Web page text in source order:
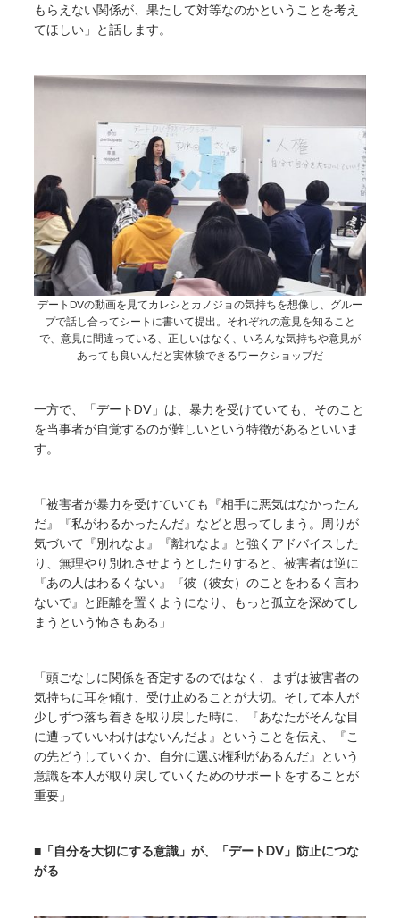
もらえない関係が、果たして対等なのかということを考え
てほしい」と話します。
デートDVの動画を見てカレシとカノジョの気持ちを想像し、グルー
プで話し合ってシートに書いて提出。それぞれの意見を知ること
で、意見に間違っている、正しいはなく、いろんな気持ちや意見が
あっても良いんだと実体験できるワークショップだ
一方で、「デートDV」は、暴力を受けていても、そのこと
を当事者が自覚するのが難しいという特徴があるといいま
す。
「被害者が暴力を受けていても『相手に悪気はなかったん
だ』『私がわるかったんだ』などと思ってしまう。周りが
気づいて『別れなよ』『離れなよ』と強くアドバイスした
り、無理やり別れさせようとしたりすると、被害者は逆に
『あの人はわるくない』『彼（彼女）のことをわるく言わ
ないで』と距離を置くようになり、もっと孤立を深めてし
まうという怖さもある」
「頭ごなしに関係を否定するのではなく、まずは被害者の
気持ちに耳を傾け、受け止めることが大切。そして本人が
少しずつ落ち着きを取り戻した時に、『あなたがそんな目
に遭っていいわけはないんだよ』ということを伝え、『こ
の先どうしていくか、自分に選ぶ権利があるんだ』という
意識を本人が取り戻していくためのサポートをすることが
重要」
■「自分を大切にする意識」が、「デートDV」防止につな
がる